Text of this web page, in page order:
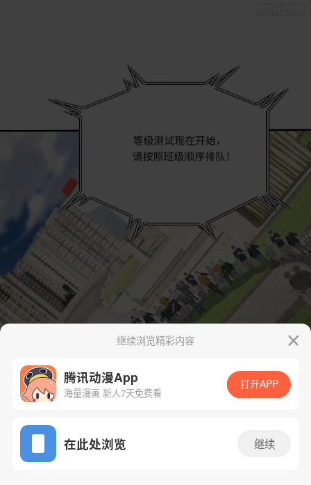
App免费看
继续浏览精彩内容
腾讯动漫App
海量漫画 新人7天免费看
打开APP
在此处浏览 继续